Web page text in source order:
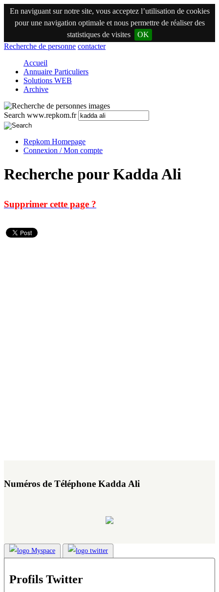
En naviguant sur notre site, vous acceptez l’utilisation de cookies
pour une navigation optimale et nous permettre de réaliser des
statistiques de visites
OK
Recherche de personne contacter
Accueil
Annuaire Particuliers
Solutions WEB
Archive
Search www.repkom.fr
Repkom Homepage
Connexion / Mon compte
Recherche pour Kadda Ali
Supprimer cette page ?
Numéros de Téléphone Kadda Ali
Profils Twitter